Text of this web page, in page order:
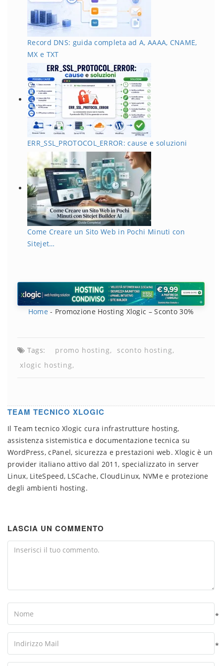
Record DNS: guida completa ad A, AAAA, CNAME,
MX e TXT
ERR_SSL_PROTOCOL_ERROR: cause e soluzioni
Come Creare un Sito Web in Pochi Minuti con
Sitejet…
Home- Promozione Hosting Xlogic – Sconto 30%
Tags: promo hosting
sconto hosting
xlogic hosting
TEAM TECNICO XLOGIC
Il Team tecnico Xlogic cura infrastrutture hosting,
assistenza sistemistica e documentazione tecnica su
WordPress, cPanel, sicurezza e prestazioni web. Xlogic è un
provider italiano attivo dal 2011, specializzato in server
Linux, LiteSpeed, LSCache, CloudLinux, NVMe e protezione
degli ambienti hosting.
LASCIA UN COMMENTO
Comment
*
Your
Email
*
Your